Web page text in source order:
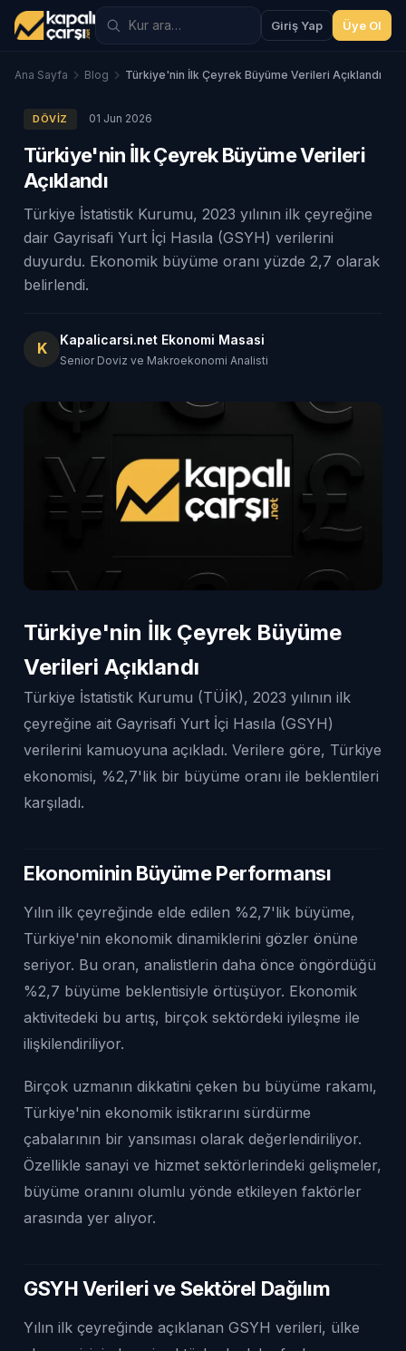
Giriş Yap Üye Ol
Ana Sayfa Blog Türkiye'nin İlk Çeyrek Büyüme Verileri Açıklandı
DÖVIZ 01 Jun 2026
Türkiye'nin İlk Çeyrek Büyüme Verileri
Açıklandı
Türkiye İstatistik Kurumu, 2023 yılının ilk çeyreğine
dair Gayrisafi Yurt İçi Hasıla (GSYH) verilerini
duyurdu. Ekonomik büyüme oranı yüzde 2,7 olarak
belirlendi.
K Kapalicarsi.net Ekonomi Masasi
Senior Doviz ve Makroekonomi Analisti
Türkiye'nin İlk Çeyrek Büyüme
Verileri Açıklandı
Türkiye İstatistik Kurumu (TÜİK), 2023 yılının ilk
çeyreğine ait Gayrisafi Yurt İçi Hasıla (GSYH)
verilerini kamuoyuna açıkladı. Verilere göre, Türkiye
ekonomisi, %2,7'lik bir büyüme oranı ile beklentileri
karşıladı.
Ekonominin Büyüme Performansı
Yılın ilk çeyreğinde elde edilen %2,7'lik büyüme,
Türkiye'nin ekonomik dinamiklerini gözler önüne
seriyor. Bu oran, analistlerin daha önce öngördüğü
%2,7 büyüme beklentisiyle örtüşüyor. Ekonomik
aktivitedeki bu artış, birçok sektördeki iyileşme ile
ilişkilendiriliyor.
Birçok uzmanın dikkatini çeken bu büyüme rakamı,
Türkiye'nin ekonomik istikrarını sürdürme
çabalarının bir yansıması olarak değerlendiriliyor.
Özellikle sanayi ve hizmet sektörlerindeki gelişmeler,
büyüme oranını olumlu yönde etkileyen faktörler
arasında yer alıyor.
GSYH Verileri ve Sektörel Dağılım
Yılın ilk çeyreğinde açıklanan GSYH verileri, ülke